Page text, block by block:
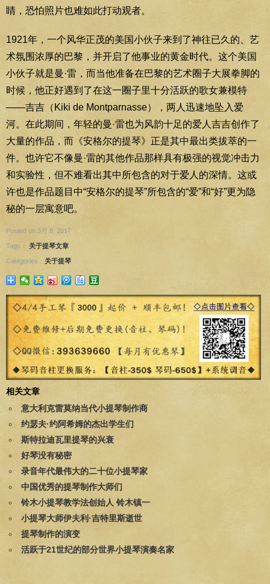
睛，恐怕照片也难如此打动观者。
1921年，一个风华正茂的美国小伙子来到了神往已久的、艺
术氛围浓厚的巴黎，并开启了他事业的黄金时代。这个美国
小伙子就是曼·雷，而当他准备在巴黎的艺术圈子大展拳脚的
时候，他正好遇到了在这一圈子里十分活跃的歌女兼模特
——吉吉（Kiki de Montparnasse），两人迅速地坠入爱
河。在此期间，年轻的曼·雷也为风韵十足的爱人吉吉创作了
大量的作品，而《安格尔的提琴》正是其中最出类拔萃的一
件。也许它不像曼·雷的其他作品那样具有极强的视觉冲击力
和实验性，但不难看出其中所包含的对于爱人的深情。这或
许也是作品题目中“安格尔的提琴”所包含的“爱”和“好”更为隐
秘的一层寓意吧。
Posted on 3月 8, 2017
Tags： 关于提琴文章
Categories： 关于提琴
相关文章
意大利克雷莫纳当代小提琴制作商
约瑟夫·约阿希姆的杰出学生们
斯特拉迪瓦里提琴的兴衰
好琴没有秘密
录音年代最伟大的二十位小提琴家
中国优秀的提琴制作大师们
铃木小提琴教学法创始人 铃木镇一
小提琴大师伊夫利·吉特里斯逝世
提琴制作的演变
活跃于21世纪的部分世界小提琴演奏名家